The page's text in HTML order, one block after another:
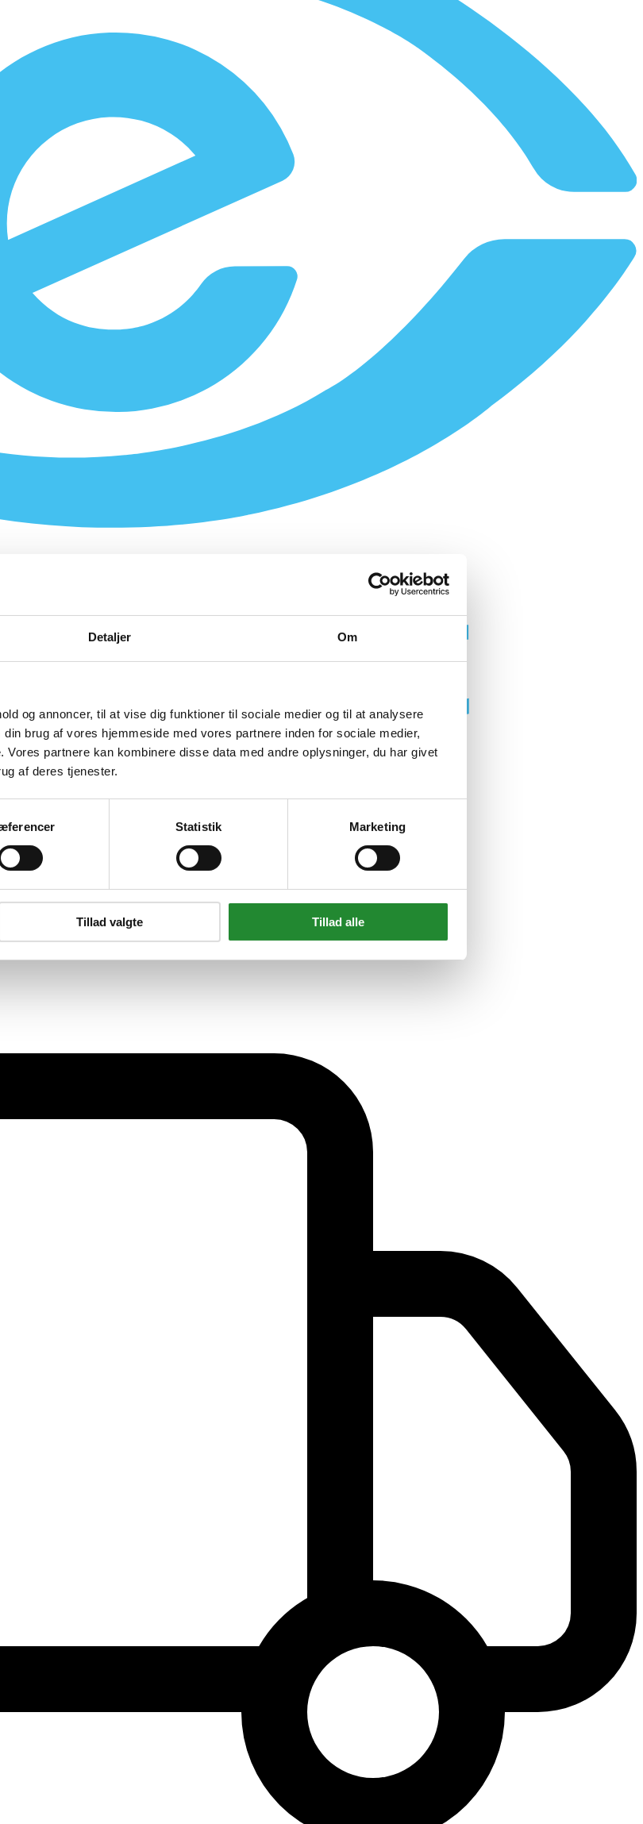
Detaljer Om
og annoncer, til at vise dig funktioner til sociale medier og til at analysere
brug af vores hjemmeside med vores partnere inden for sociale medier,
Vores partnere kan kombinere disse data med andre oplysninger, du har givet
af deres tjenester.
Statistik Marketing
Tillad valgte Tillad alle
4-brænders indbygningsgrill